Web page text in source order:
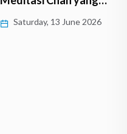
Saturday, 13 June 2026